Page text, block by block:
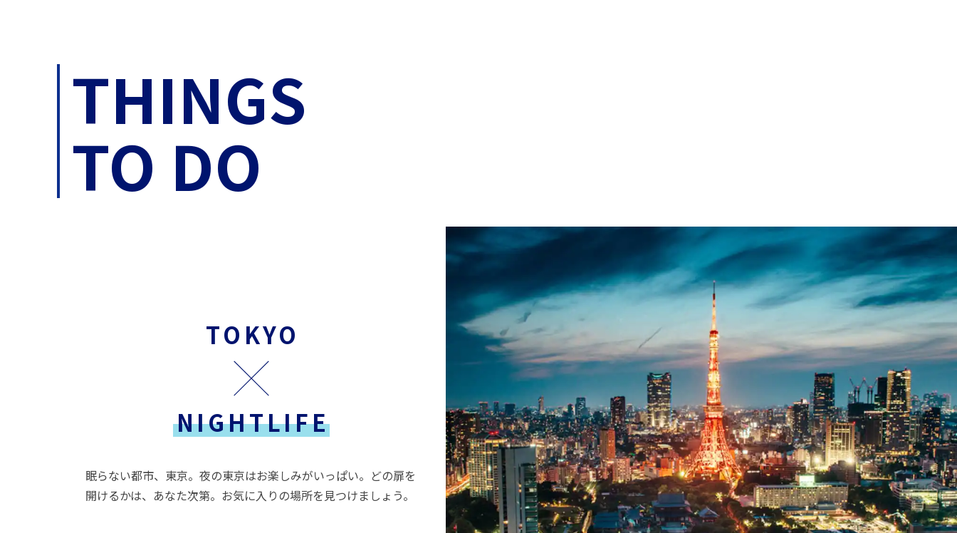
THINGS
TO DO
TOKYO
NIGHTLIFE
眠らない都市、東京。夜の東京はお楽しみがいっぱい。どの扉を
開けるかは、あなた次第。お気に入りの場所を見つけましょう。